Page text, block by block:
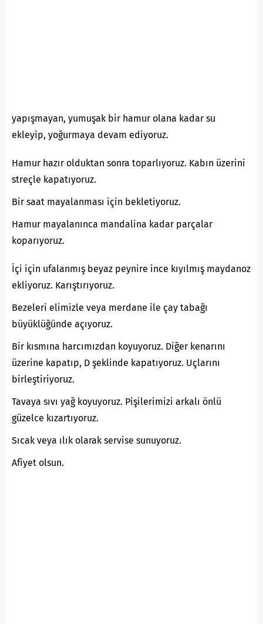
yapışmayan, yumuşak bir hamur olana kadar su
ekleyip, yoğurmaya devam ediyoruz.
Hamur hazır olduktan sonra toparlıyoruz. Kabın üzerini
streçle kapatıyoruz.
Bir saat mayalanması için bekletiyoruz.
Hamur mayalanınca mandalina kadar parçalar
koparıyoruz.
İçi için ufalanmış beyaz peynire ince kıyılmış maydanoz
ekliyoruz. Karıştırıyoruz.
Bezeleri elimizle veya merdane ile çay tabağı
büyüklüğünde açıyoruz.
Bir kısmına harcımızdan koyuyoruz. Diğer kenarını
üzerine kapatıp, D şeklinde kapatıyoruz. Uçlarını
birleştiriyoruz.
Tavaya sıvı yağ koyuyoruz. Pişilerimizi arkalı önlü
güzelce kızartıyoruz.
Sıcak veya ılık olarak servise sunuyoruz.
Afiyet olsun.